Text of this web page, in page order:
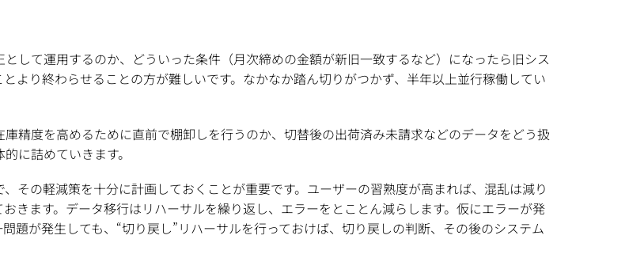
して運用するのか、どういった条件（月次締めの金額が新旧一致するなど）になったら旧シス
より終わらせることの方が難しいです。なかなか踏ん切りがつかず、半年以上並行稼働してい
精度を高めるために直前で棚卸しを行うのか、切替後の出荷済み未請求などのデータをどう扱
に詰めていきます。
その軽減策を十分に計画しておくことが重要です。ユーザーの習熟度が高まれば、混乱は減り
きます。データ移行はリハーサルを繰り返し、エラーをとことん減らします。仮にエラーが発
題が発生しても、“切り戻し”リハーサルを行っておけば、切り戻しの判断、その後のシステム